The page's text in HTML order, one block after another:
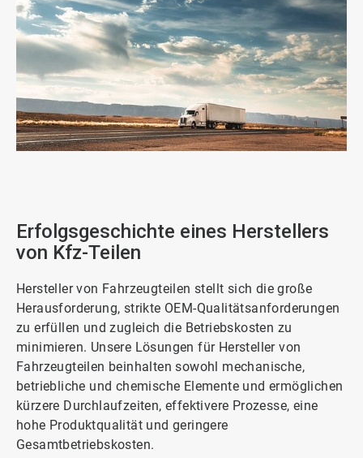
Erfolgsgeschichte eines Herstellers
von Kfz-Teilen
Hersteller von Fahrzeugteilen stellt sich die große
Herausforderung, strikte OEM-Qualitätsanforderungen
zu erfüllen und zugleich die Betriebskosten zu
minimieren. Unsere Lösungen für Hersteller von
Fahrzeugteilen beinhalten sowohl mechanische,
betriebliche und chemische Elemente und ermöglichen
kürzere Durchlaufzeiten, effektivere Prozesse, eine
hohe Produktqualität und geringere
Gesamtbetriebskosten.